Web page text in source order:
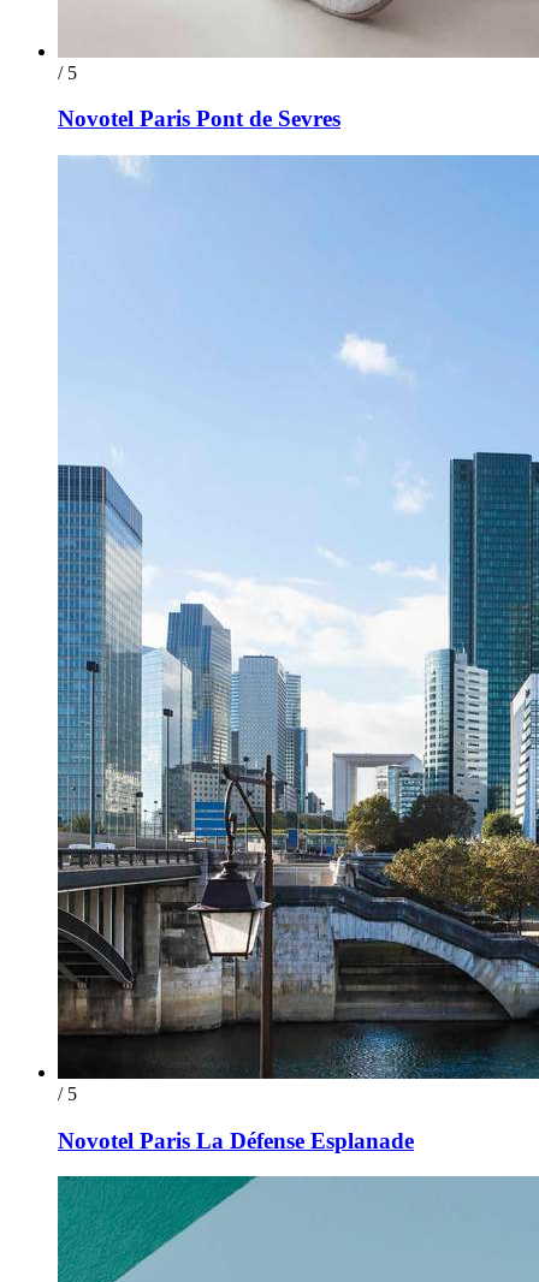
/ 5
Novotel Paris Pont de Sevres
/ 5
Novotel Paris La Défense Esplanade